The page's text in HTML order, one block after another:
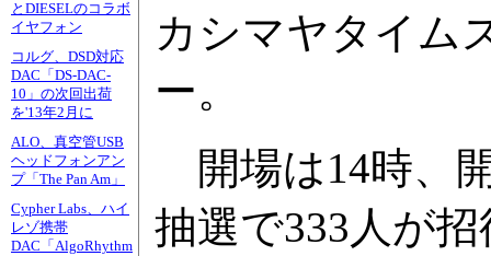
とDIESELのコラボ
イヤフォン
コルグ、DSD対応
DAC「DS-DAC-
10」の次回出荷
を'13年2月に
ALO、真空管USB
ヘッドフォンアン
プ「The Pan Am」
Cypher Labs、ハイ
レゾ携帯
DAC「AlgoRhythm
カシマヤタイム
ー。
開場は14時、
抽選で333人が